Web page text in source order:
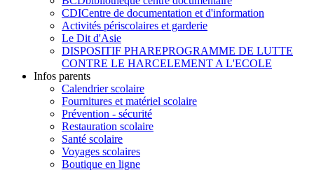
CDICentre de documentation et d'information
Activités périscolaires et garderie
Le Dit d'Asie
DISPOSITIF PHAREPROGRAMME DE LUTTE
CONTRE LE HARCELEMENT A L'ECOLE
Infos parents
Calendrier scolaire
Fournitures et matériel scolaire
Prévention - sécurité
Restauration scolaire
Santé scolaire
Voyages scolaires
Boutique en ligne